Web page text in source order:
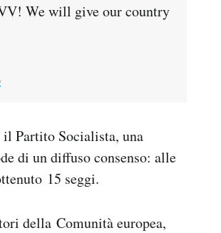
We will give our country
Partito Socialista, una
di un diffuso consenso: alle
15 seggi.
della Comunità europea,